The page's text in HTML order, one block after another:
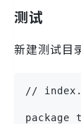
测试
新建测试目
//
package